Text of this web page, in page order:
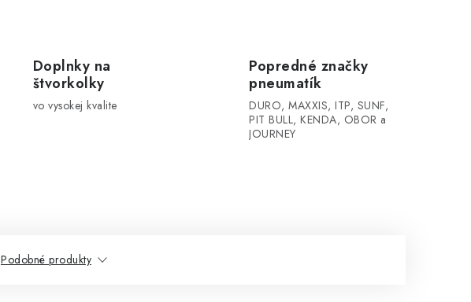
Doplnky na
štvorkolky
vo vysokej kvalite
Popredné značky
pneumatík
DURO, MAXXIS, ITP, SUNF,
PIT BULL, KENDA, OBOR a
JOURNEY
Podobné produkty